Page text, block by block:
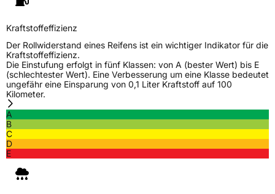
Fahrzeugtyp
VerwendungWinterreifen
ModellnameSnowgripper 1
FahrzeugartPKW & SUV
Weitere Eigenschaften
SchlauchtypTL
ZustandNeureifen
M+S
Kraftstoffeffizienz
Der Rollwiderstand eines Reifens ist ein wichtiger Indikator für die
Kraftstoffeffizienz.
Die Einstufung erfolgt in fünf Klassen: von A (bester Wert) bis E
(schlechtester Wert). Eine Verbesserung um eine Klasse bedeutet
ungefähr eine Einsparung von 0,1 Liter Kraftstoff auf 100
Kilometer.
A
B
C
D
E